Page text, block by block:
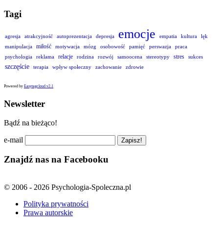
Tagi
agresja atrakcyjność autoprezentacja depresja emocje empatia kultura
lęk
manipulacja
miłość motywacja mózg osobowość pamięć perswazja
praca
psychologia
reklama relacje rodzina rozwój samoocena stereotypy stres sukces
szczęście terapia wpływ społeczny zachowanie zdrowie
Powered by Easytagcloud v2.1
Newsletter
Bądź na bieżąco!
e-mail
Znajdź nas na Facebooku
© 2006 - 2026 Psychologia-Spoleczna.pl
Polityka prywatności
Prawa autorskie